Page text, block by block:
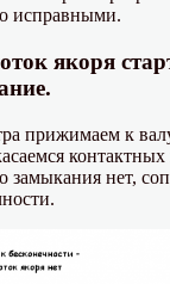
исправными.
якоря
прижимаем к
контактных
замыкания нет,